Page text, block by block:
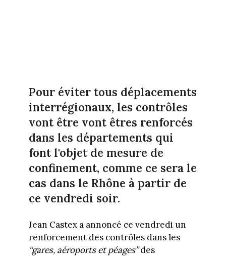
Pour éviter tous déplacements
interrégionaux, les contrôles
vont être vont êtres renforcés
dans les départements qui
font l'objet de mesure de
confinement, comme ce sera le
cas dans le Rhône à partir de
ce vendredi soir.
Jean Castex a annoncé ce vendredi un
renforcement des contrôles dans les
“gares, aéroports et péages”des